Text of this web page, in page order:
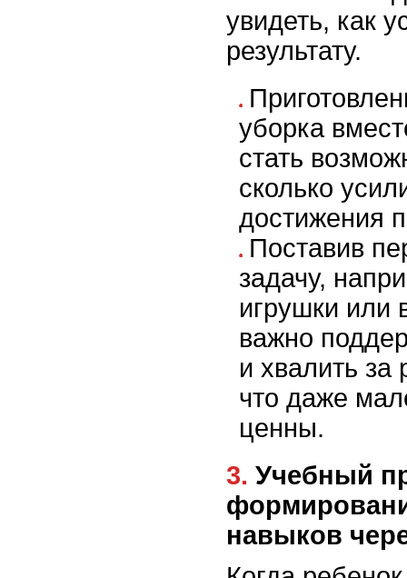
увидеть, как
результату.
уборка
стать
сколько
достижения
Поставив
задачу,
игрушки или
важно
и хвалить за
что даже
ценны.
3. Учебный процесс:
навыков